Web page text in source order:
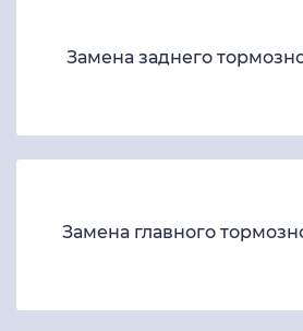
Замена заднего
Замена главного